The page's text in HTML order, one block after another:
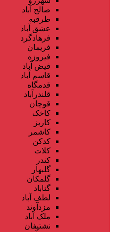
صالح آباد
طرقبه
عشق آباد
فرهادگرد
فریمان
فیروزه
فیض آباد
قاسم آباد
قدمگاه
قلندرآباد
قوچان
کاخک
کاریز
کاشمر
کدکن
کلات
کندر
گلبهار
گلمکان
گناباد
لطف آباد
مزدآوند
ملک آباد
نشتیفان